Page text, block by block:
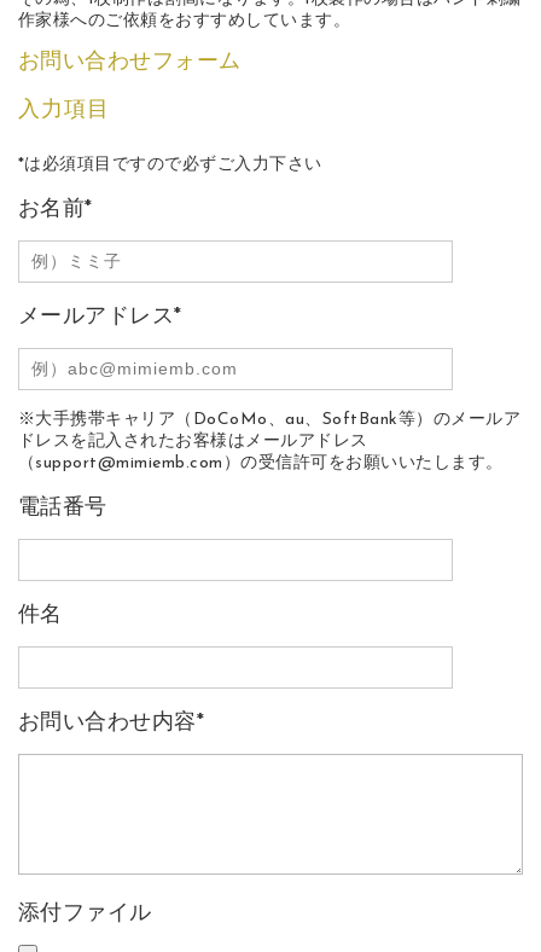
作家様へのご依頼をおすすめしています。
お問い合わせフォーム
入力項目
*は必須項目ですので必ずご入力下さい
お名前*
メールアドレス*
※大手携帯キャリア（DoCoMo、au、SoftBank等）のメールア
ドレスを記入されたお客様はメールアドレス
（support@mimiemb.com）の受信許可をお願いいたします。
電話番号
件名
お問い合わせ内容*
添付ファイル